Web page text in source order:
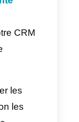
l’interaction,
nous permet
leads via les